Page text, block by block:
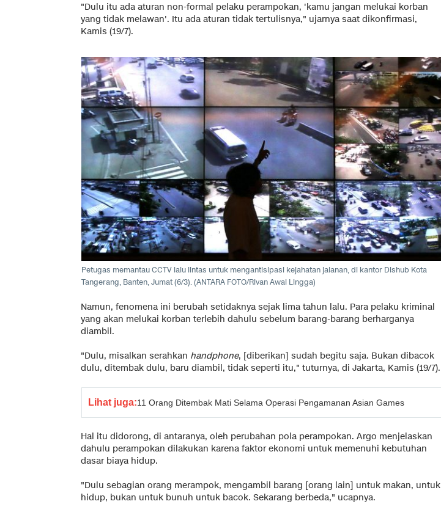
"Dulu itu ada aturan non-formal pelaku perampokan, 'kamu jangan melukai korban
yang tidak melawan'. Itu ada aturan tidak tertulisnya," ujarnya saat dikonfirmasi,
Kamis (19/7).
Petugas memantau CCTV lalu lintas untuk mengantisipasi kejahatan jalanan, di kantor Dishub Kota
Tangerang, Banten, Jumat (6/3). (ANTARA FOTO/Rivan Awal Lingga)
Namun, fenomena ini berubah setidaknya sejak lima tahun lalu. Para pelaku kriminal
yang akan melukai korban terlebih dahulu sebelum barang-barang berharganya
diambil.
"Dulu, misalkan serahkan handphone, [diberikan] sudah begitu saja. Bukan dibacok
dulu, ditembak dulu, baru diambil, tidak seperti itu," tuturnya, di Jakarta, Kamis (19/7).
Lihat juga:11 Orang Ditembak Mati Selama Operasi Pengamanan Asian Games
Hal itu didorong, di antaranya, oleh perubahan pola perampokan. Argo menjelaskan
dahulu perampokan dilakukan karena faktor ekonomi untuk memenuhi kebutuhan
dasar biaya hidup.
"Dulu sebagian orang merampok, mengambil barang [orang lain] untuk makan, untuk
hidup, bukan untuk bunuh untuk bacok. Sekarang berbeda," ucapnya.